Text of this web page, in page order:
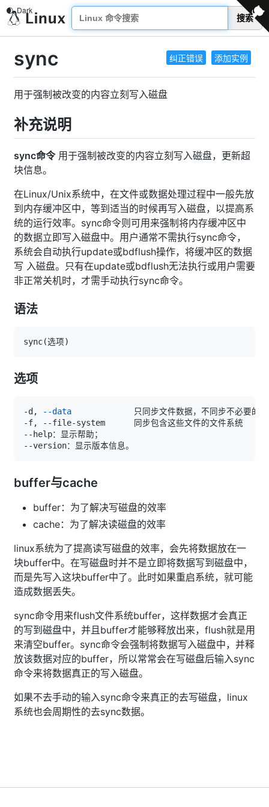
搜索
纠正错误 添加实例
sync
用于强制被改变的内容立刻写入磁盘
补充说明
sync命令用于强制被改变的内容立刻写入磁盘，更新超
块信息。
在Linux/Unix系统中，在文件或数据处理过程中一般先放
到内存缓冲区中，等到适当的时候再写入磁盘，以提高系
统的运行效率。sync命令则可用来强制将内存缓冲区中
的数据立即写入磁盘中。用户通常不需执行sync命令，
系统会自动执行update或bdflush操作，将缓冲区的数据
写 入磁盘。只有在update或bdflush无法执行或用户需要
非正常关机时，才需手动执行sync命令。
语法
sync(选项)
选项
-d,
--data
buffer与cache
buffer：为了解决写磁盘的效率
cache：为了解决读磁盘的效率
linux系统为了提高读写磁盘的效率，会先将数据放在一
块buffer中。在写磁盘时并不是立即将数据写到磁盘中，
而是先写入这块buffer中了。此时如果重启系统，就可能
造成数据丢失。
sync命令用来flush文件系统buffer，这样数据才会真正
的写到磁盘中，并且buffer才能够释放出来，flush就是用
来清空buffer。sync命令会强制将数据写入磁盘中，并释
放该数据对应的buffer，所以常常会在写磁盘后输入sync
命令来将数据真正的写入磁盘。
如果不去手动的输入sync命令来真正的去写磁盘，linux
系统也会周期性的去sync数据。